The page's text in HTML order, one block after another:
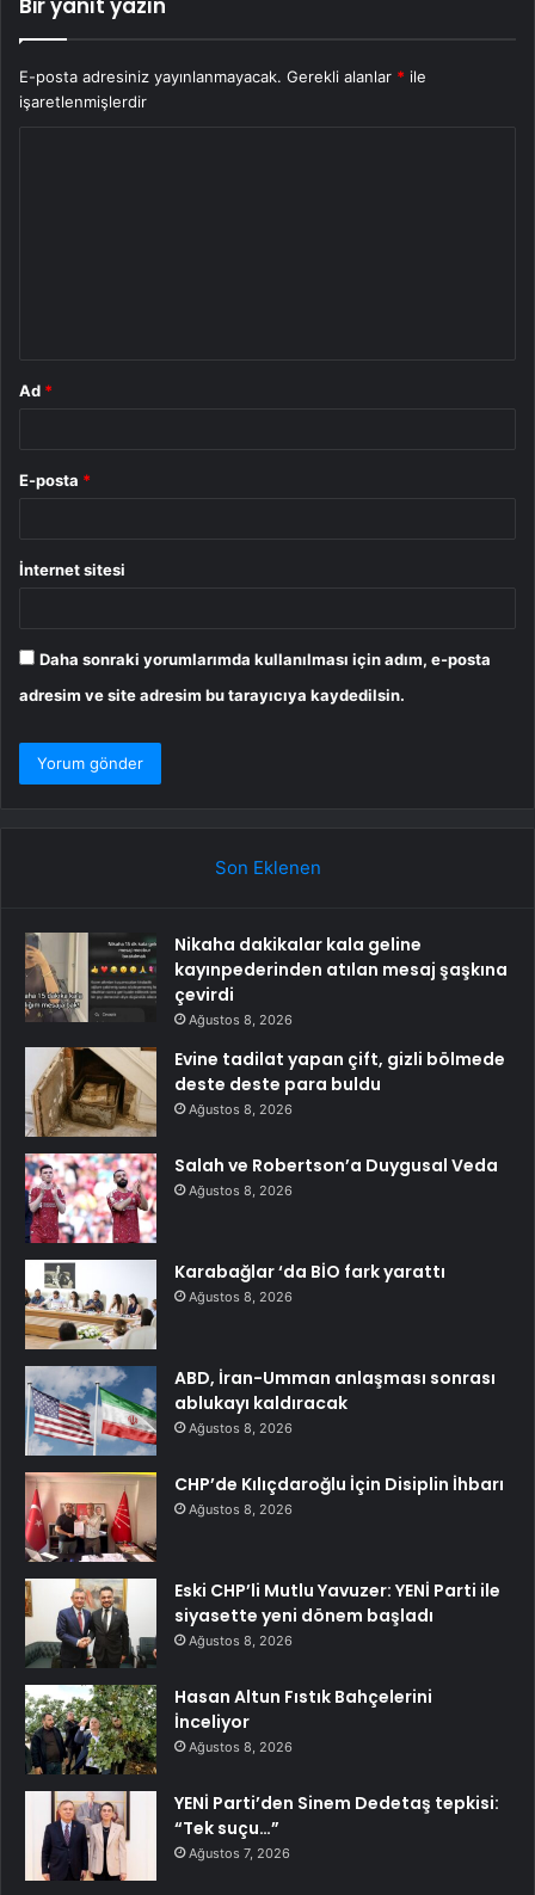
E-posta adresiniz yayınlanmayacak. Gerekli alanlar * ile
işaretlenmişlerdir
Ad *
E-posta *
İnternet sitesi
Daha sonraki yorumlarımda kullanılması için adım, e-posta
adresim ve site adresim bu tarayıcıya kaydedilsin.
Son Eklenen
Nikaha dakikalar kala geline
kayınpederinden atılan mesaj şaşkına
çevirdi
Ağustos 8, 2026
Evine tadilat yapan çift, gizli bölmede
deste deste para buldu
Ağustos 8, 2026
Salah ve Robertson’a Duygusal Veda
Ağustos 8, 2026
Karabağlar ‘da BİO fark yarattı
Ağustos 8, 2026
ABD, İran-Umman anlaşması sonrası
ablukayı kaldıracak
Ağustos 8, 2026
CHP’de Kılıçdaroğlu İçin Disiplin İhbarı
Ağustos 8, 2026
Eski CHP’li Mutlu Yavuzer: YENİ Parti ile
siyasette yeni dönem başladı
Ağustos 8, 2026
Hasan Altun Fıstık Bahçelerini
İnceliyor
Ağustos 8, 2026
YENİ Parti’den Sinem Dedetaş tepkisi:
“Tek suçu…”
Ağustos 7, 2026